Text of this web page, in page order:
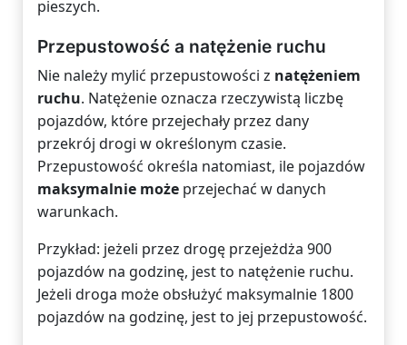
pieszych.
Przepustowość a natężenie ruchu
Nie należy mylić przepustowości z natężeniem
ruchu. Natężenie oznacza rzeczywistą liczbę
pojazdów, które przejechały przez dany
przekrój drogi w określonym czasie.
Przepustowość określa natomiast, ile pojazdów
maksymalnie może przejechać w danych
warunkach.
Przykład: jeżeli przez drogę przejeżdża 900
pojazdów na godzinę, jest to natężenie ruchu.
Jeżeli droga może obsłużyć maksymalnie 1800
pojazdów na godzinę, jest to jej przepustowość.